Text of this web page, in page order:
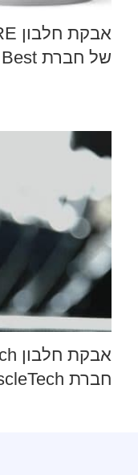
של חברת Nature's Best
חברת MuscleTech